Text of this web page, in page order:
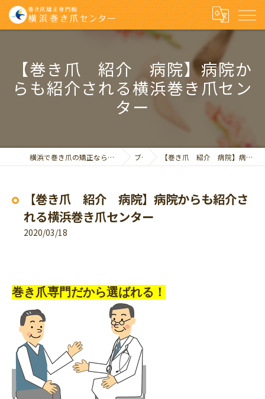
【巻き爪 紹介 病院】病院か
らも紹介される横浜巻き爪セン
ター
横浜で巻き爪の矯正なら巻き爪矯正専門院 横浜巻き爪センター ブログ 【巻き爪 紹介 病院】病院からも紹介される横浜巻き爪センター
【巻き爪 紹介 病院】病院からも紹介さ
れる横浜巻き爪センター
2020/03/18
巻き爪専門だから選ばれる！